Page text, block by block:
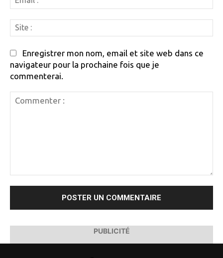
:
:
Enregistrer mon nom, email et site web dans ce
navigateur pour la prochaine fois que je
commenterai.
PUBLICITÉ